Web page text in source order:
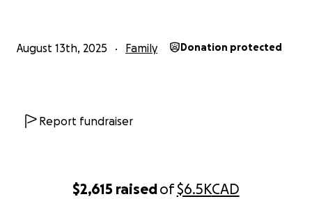
$2,615 raisedof$6.5KCAD
August 13th, 2025 Family Donation protected
Report fundraiser